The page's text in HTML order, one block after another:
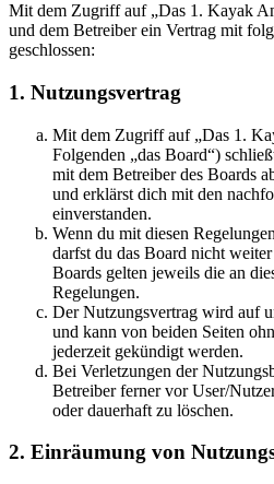
Mit dem Zugriff auf „Das 1. Kayak
und dem Betreiber ein Vertrag mit
geschlossen:
1. Nutzungsvertrag
Mit dem Zugriff auf „Das 1.
Folgenden „das Board“)
mit dem Betreiber des Boards
und erklärst dich mit den
einverstanden.
Wenn du mit diesen
darfst du das Board nicht
Boards gelten jeweils die an
Regelungen.
Der Nutzungsvertrag wird auf
und kann von beiden Seiten
jederzeit gekündigt werden.
Bei Verletzungen der
Betreiber ferner vor User/
oder dauerhaft zu löschen.
2. Einräumung von